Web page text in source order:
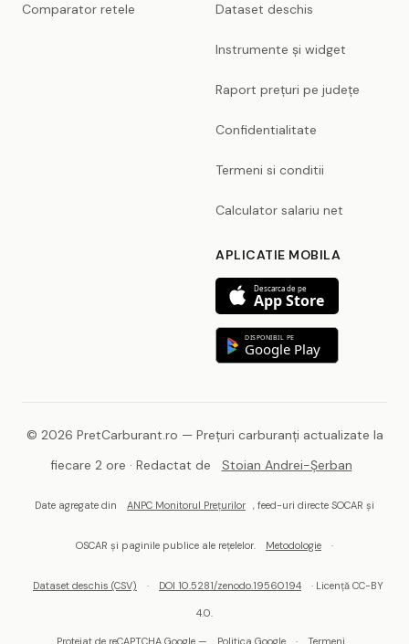
Comparator retele Dataset deschis
Instrumente și widget
Raport prețuri pe județe
Confidentialitate
Termeni si conditii
Calculator salariu net
APLICATIE MOBILA
Descarca de pe
App Store
DISPONIBIL PE
Google Play
© 2026 PretCarburant.ro — Prețuri carburanți actualizate la
fiecare 2 ore · Redactat de
Stoian Andrei-Șerban
Date agregate din ANPC Monitorul Prețurilor , feed-uri directe SOCAR și
OSCAR și paginile publice ale rețelelor. Metodologie ·
Dataset deschis (CSV) · DOI 10.5281/zenodo.19560194 · Licență CC-BY
4.0.
Protejat de reCAPTCHA Google — Politica Google · Termeni